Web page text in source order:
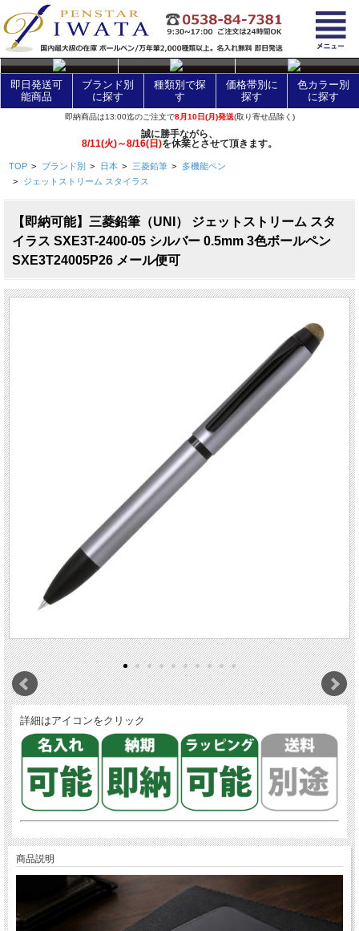
layer Control
即日発送可
能商品
ブランド別
に探す
種類別で探
す
価格帯別に
探す
色カラー別
に探す
即納商品は13:00迄のご注文で8月10日(月)発送(取り寄せ品除く)
誠に勝手ながら、
8/11(火)～8/16(日)を休業とさせて頂きます。
TOP > ブランド別 > 日本 > 三菱鉛筆 > 多機能ペン
> ジェットストリーム スタイラス
【即納可能】三菱鉛筆（UNI） ジェットストリーム スタ
イラス SXE3T-2400-05 シルバー 0.5mm 3色ボールペン
SXE3T24005P26 メール便可
詳細はアイコンをクリック
商品説明